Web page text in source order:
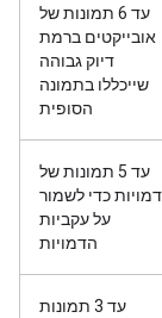
עד 6 תמונות של
אובייקטים ברמת
דיוק גבוהה
שייכללו בתמונה
הסופית
עד 5 תמונות של
דמויות כדי לשמור
על עקביות
הדמויות
עד 3 תמונות